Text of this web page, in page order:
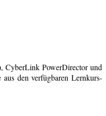
CyberLink PowerDirector und
den verfügbaren Lernkurs-